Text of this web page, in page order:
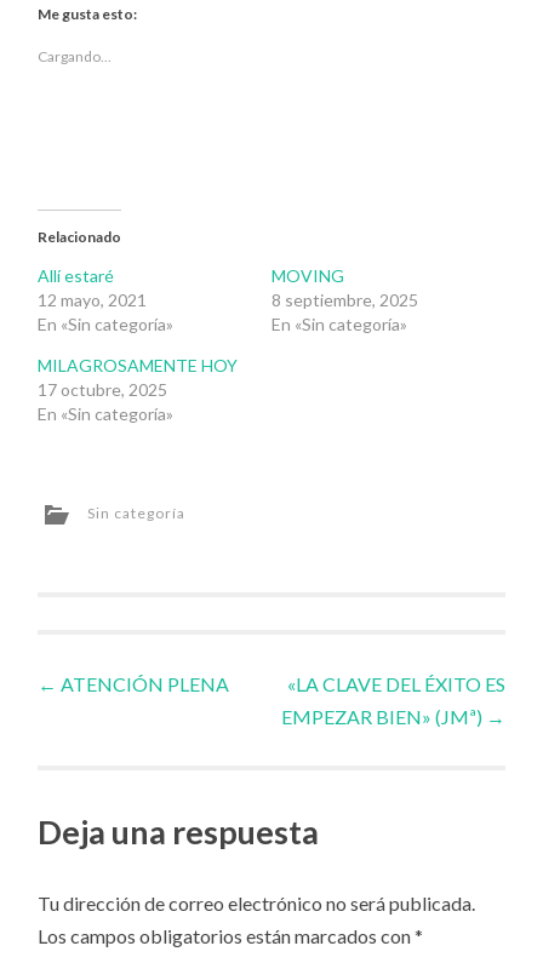
Twitter
(Se
en
Me gusta esto:
Cargando...
Relacionado
Allí estaré
12 mayo, 2021
En «Sin categoría»
MOVING
8 septiembre, 2025
En «Sin categoría»
MILAGROSAMENTE HOY
17 octubre, 2025
En «Sin categoría»
Sin categoría
Navegador
artículos
← ATENCIÓN PLENA
«LA CLAVE DEL ÉXITO ES
EMPEZAR BIEN» (JMª) →
Deja una respuesta
Tu dirección de correo electrónico no será publicada.
Los campos obligatorios están marcados con*